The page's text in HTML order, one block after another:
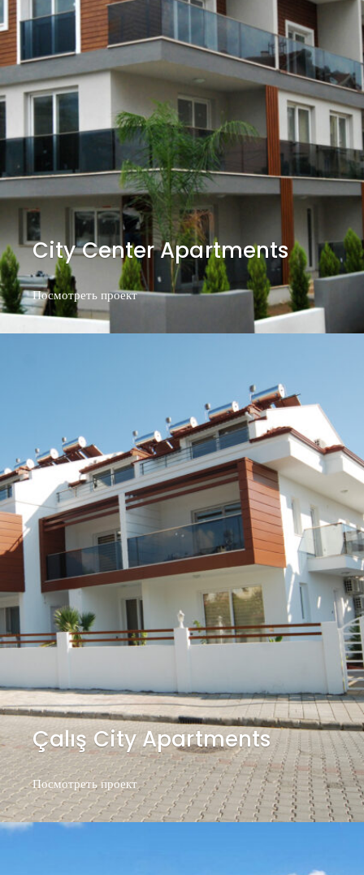
City Center Apartments
Посмотреть проектПосмотреть проект
Çalış City Apartments
Посмотреть проектПосмотреть проект